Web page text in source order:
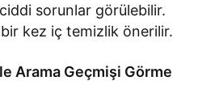
sorunlar görülebilir.
kez iç temizlik önerilir.
Arama Geçmişi Görme